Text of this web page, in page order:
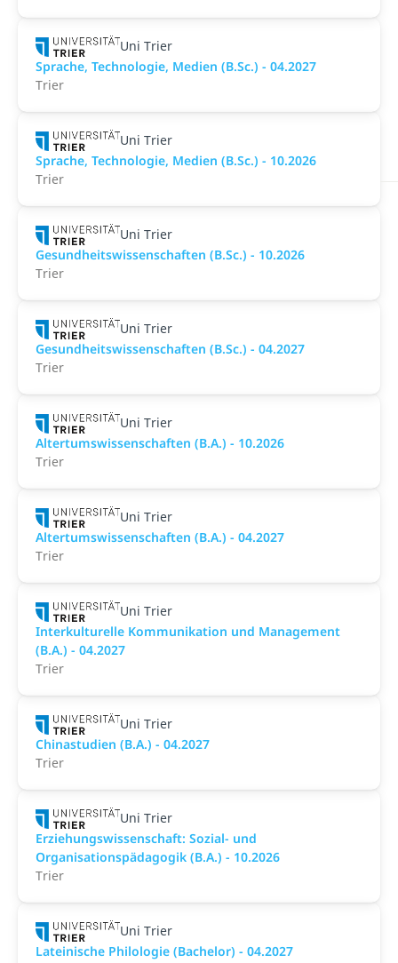
Uni Trier
Sprache, Technologie, Medien (B.Sc.) - 04.2027
Trier
Uni Trier
Sprache, Technologie, Medien (B.Sc.) - 10.2026
Trier
Uni Trier
Gesundheitswissenschaften (B.Sc.) - 10.2026
Trier
Uni Trier
Gesundheitswissenschaften (B.Sc.) - 04.2027
Trier
Uni Trier
Altertumswissenschaften (B.A.) - 10.2026
Trier
Uni Trier
Altertumswissenschaften (B.A.) - 04.2027
Trier
Uni Trier
Interkulturelle Kommunikation und Management
(B.A.) - 04.2027
Trier
Uni Trier
Chinastudien (B.A.) - 04.2027
Trier
Uni Trier
Erziehungswissenschaft: Sozial- und
Organisationspädagogik (B.A.) - 10.2026
Trier
Uni Trier
Lateinische Philologie (Bachelor) - 04.2027